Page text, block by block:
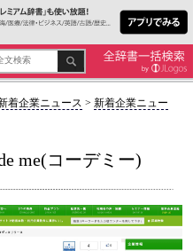
着企業ニュース > 新着企業ニュー
me(コーデミー)